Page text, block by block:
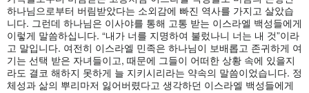
하나님으로부터 버림받았다는 소외감에 빠진 역사를 가지고 살았습
니다. 그런데 하나님은 이사야를 통해 고통 받는 이스라엘 백성들에게
이렇게 말씀하십니다. “내가 너를 지명하여 불렀나니 너는 내 것”이라
고 말입니다. 여전히 이스라엘 민족은 하나님이 보배롭고 존귀하게 여
기는 선택 받은 자녀들이고, 때문에 그들이 어떠한 상황 속에 있을지
라도 결코 해하지 못하게 늘 지키시리라는 약속의 말씀이었습니다. 정
체성과 삶의 뿌리마저 잃어버렸다고 생각하던 이스라엘 백성들에게